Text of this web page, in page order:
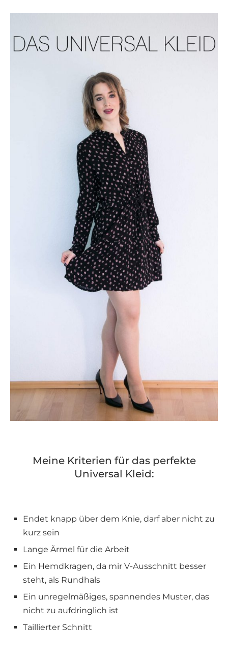
Meine Kriterien für das perfekte
Universal Kleid:
Endet knapp über dem Knie, darf aber nicht zu
kurz sein
Lange Ärmel für die Arbeit
Ein Hemdkragen, da mir V-Ausschnitt besser
steht, als Rundhals
Ein unregelmäßiges, spannendes Muster, das
nicht zu aufdringlich ist
Taillierter Schnitt